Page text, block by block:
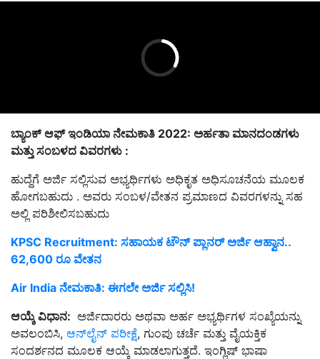
ಬ್ಯಾಂಕ್ ಆಫ್ ಇಂಡಿಯಾ ನೇಮಕಾತಿ 2022: ಅರ್ಹತಾ ಮಾನದಂಡಗಳು
ಮತ್ತು ಸಂಬಳದ ವಿವರಗಳು :
ಹುದ್ದೆಗೆ ಅರ್ಜಿ ಸಲ್ಲಿಸುವ ಅಭ್ಯರ್ಥಿಗಳು ಅಧಿಕೃತ ಅಧಿಸೂಚನೆಯ ಮೂಲಕ
ಹೋಗಬಹುದು . ಅವರು ಸಂಬಳ/ವೇತನ ಪ್ರಮಾಣದ ವಿವರಗಳನ್ನು ಸಹ
ಅಲ್ಲಿ ಪರಿಶೀಲಿಸಬಹುದು
KPSC Recruitment: ಸಹಾಯಕ ಟೌನ್‌ ಪ್ಲಾನರ್‌ ಅರ್ಜಿ ಆಹ್ವಾನ..
62,600 ರೂ ವೇತನ
Air India ನೇಮಕಾತಿ: ಈಗಲೇ ಅರ್ಜಿ ಸಲ್ಲಿಸಿ!
ಆಯ್ಕೆ ವಿಧಾನ: ಅರ್ಜಿದಾರರು ಅಥವಾ ಅರ್ಹ ಅಭ್ಯರ್ಥಿಗಳ ಸಂಖ್ಯೆಯನ್ನು
ಅವಲಂಬಿಸಿ, ಆನ್‌ಲೈನ್ ಪರೀಕ್ಷೆ, ಗುಂಪು ಚರ್ಚೆ ಮತ್ತು ವೈಯಕ್ತಿಕ
ಸಂದರ್ಶನದ ಮೂಲಕ ಆಯ್ಕೆ ಮಾಡಲಾಗುತ್ತದೆ. ಇಂಗ್ಲಿಷ್ ಭಾಷಾ